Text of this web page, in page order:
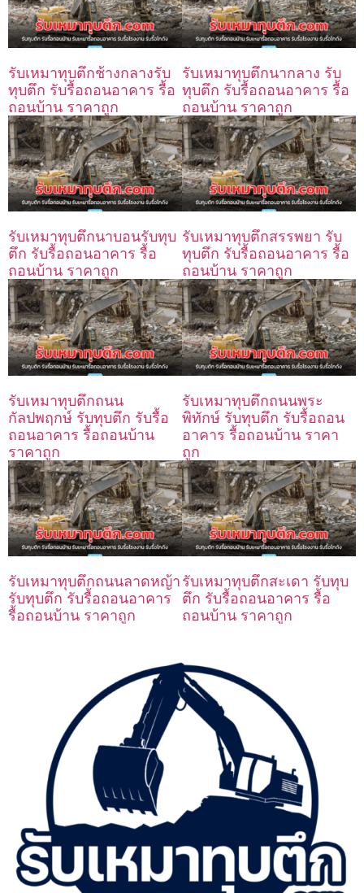
รับเหมาทุบตึกช้างกลางรับ
ทุบตึก รับรื้อถอนอาคาร รื้อ
ถอนบ้าน ราคาถูก
รับเหมาทุบตึกนากลาง รับ
ทุบตึก รับรื้อถอนอาคาร รื้อ
ถอนบ้าน ราคาถูก
รับเหมาทุบตึกนาบอนรับทุบ
ตึก รับรื้อถอนอาคาร รื้อ
ถอนบ้าน ราคาถูก
รับเหมาทุบตึกสรรพยา รับ
ทุบตึก รับรื้อถอนอาคาร รื้อ
ถอนบ้าน ราคาถูก
รับเหมาทุบตึกถนน
กัลปพฤกษ์ รับทุบตึก รับรื้อ
ถอนอาคาร รื้อถอนบ้าน
ราคาถูก
รับเหมาทุบตึกถนนพระ
พิทักษ์ รับทุบตึก รับรื้อถอน
อาคาร รื้อถอนบ้าน ราคา
ถูก
รับเหมาทุบตึกถนนลาดหญ้า
รับทุบตึก รับรื้อถอนอาคาร
รื้อถอนบ้าน ราคาถูก
รับเหมาทุบตึกสะเดา รับทุบ
ตึก รับรื้อถอนอาคาร รื้อ
ถอนบ้าน ราคาถูก